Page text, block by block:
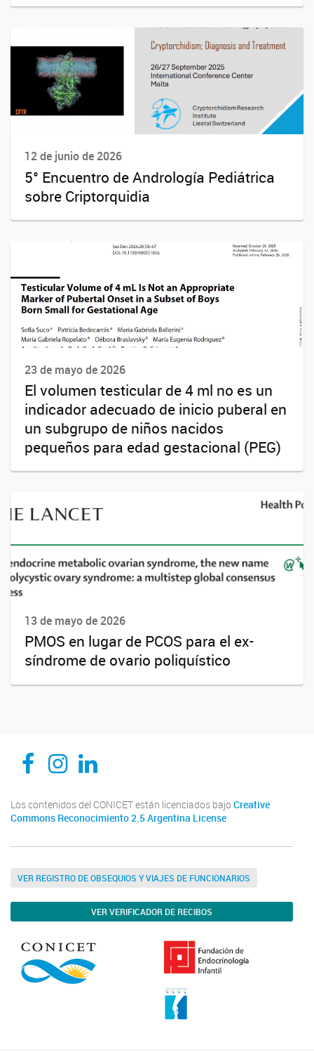
12 de junio de 2026
5° Encuentro de Andrología Pediátrica
sobre Criptorquidia
23 de mayo de 2026
El volumen testicular de 4 ml no es un
indicador adecuado de inicio puberal en
un subgrupo de niños nacidos
pequeños para edad gestacional (PEG)
13 de mayo de 2026
PMOS en lugar de PCOS para el ex-
síndrome de ovario poliquístico
CEDIE, Centro de Investigaciones Endocrinológicas Dr. César Bergadá
CEDIE, Centro de Investigaciones Endocrinológicas Dr. César Bergadá
CEDIE, Centro de Investigaciones Endocrinológicas Dr. César Bergadá
Los contenidos del CONICET están licenciados bajo Creative
Commons Reconocimiento 2.5 Argentina License
VER REGISTRO DE OBSEQUIOS Y VIAJES DE FUNCIONARIOS
VER VERIFICADOR DE RECIBOS